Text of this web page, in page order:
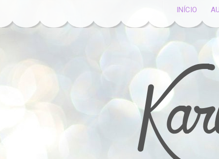
INÍCIO